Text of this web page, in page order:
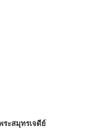
ระสมุทรเจดีย์